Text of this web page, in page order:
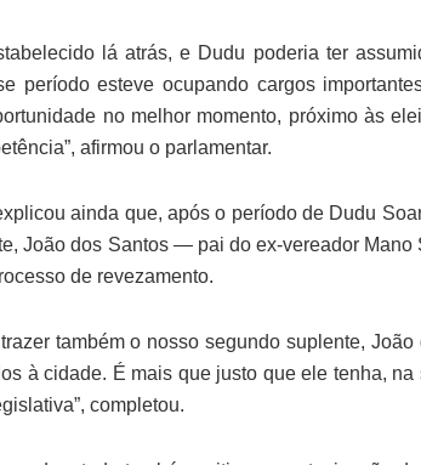
lá atrás, e Dudu poderia ter
período esteve ocupando cargos
no melhor momento, próximo às
afirmou o parlamentar.
ainda que, após o período de Dudu
João dos Santos — pai do ex-vereador
de revezamento.
também o nosso segundo suplente,
à cidade. É mais que justo que ele tenha,
completou.